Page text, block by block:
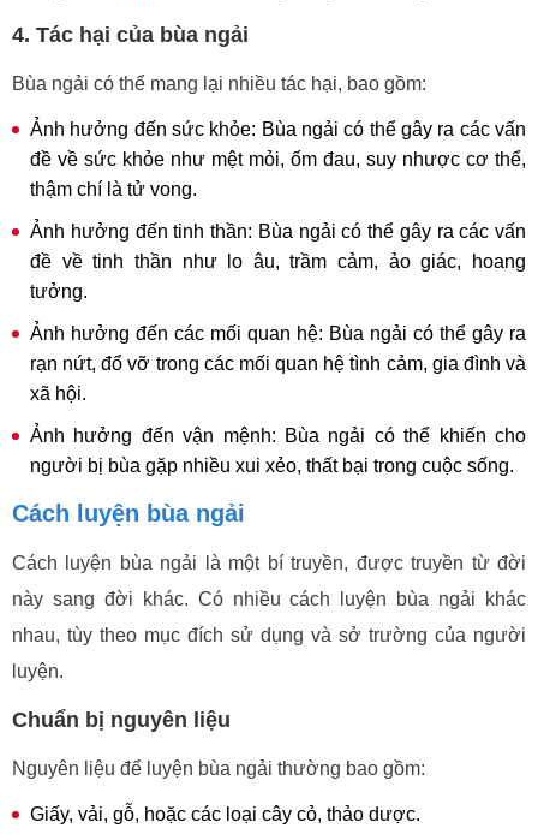
4. Tác hại của bùa ngải
Bùa ngải có thể mang lại nhiều tác hại, bao gồm:
Ảnh hưởng đến sức khỏe: Bùa ngải có thể gây ra các vấn
đề về sức khỏe như mệt mỏi, ốm đau, suy nhược cơ thể,
thậm chí là tử vong.
Ảnh hưởng đến tinh thần: Bùa ngải có thể gây ra các vấn
đề về tinh thần như lo âu, trầm cảm, ảo giác, hoang
tưởng.
Ảnh hưởng đến các mối quan hệ: Bùa ngải có thể gây ra
rạn nứt, đổ vỡ trong các mối quan hệ tình cảm, gia đình và
xã hội.
Ảnh hưởng đến vận mệnh: Bùa ngải có thể khiến cho
người bị bùa gặp nhiều xui xẻo, thất bại trong cuộc sống.
Cách luyện bùa ngải
Cách luyện bùa ngải là một bí truyền, được truyền từ đời
này sang đời khác. Có nhiều cách luyện bùa ngải khác
nhau, tùy theo mục đích sử dụng và sở trường của người
luyện.
Chuẩn bị nguyên liệu
Nguyên liệu để luyện bùa ngải thường bao gồm:
Giấy, vải, gỗ, hoặc các loại cây cỏ, thảo dược.